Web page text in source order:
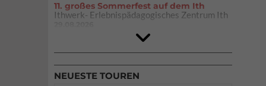
11. großes Sommerfest auf dem Ith
Ithwerk- Erlebnispädagogisches Zentrum Ith
DAV Kletter- & Boulderzentrum München
Süd (Thalkirchen)
NEUESTE TOUREN